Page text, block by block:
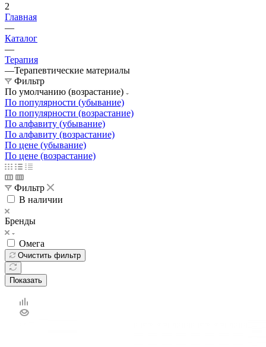
2
Главная
—
Каталог
—
Терапия
—Терапевтические материалы
Фильтр
По умолчанию (возрастание)
По популярности (убывание)
По популярности (возрастание)
По алфавиту (убывание)
По алфавиту (возрастание)
По цене (убывание)
По цене (возрастание)
Фильтр
В наличии
Бренды
Омега
Очистить фильтр
Показать